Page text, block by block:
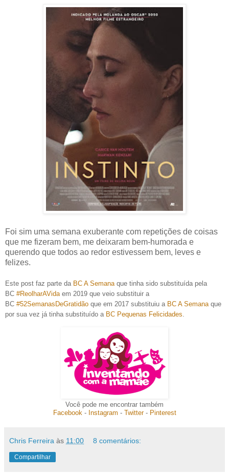
Foi sim uma semana exuberante com repetições de coisas
que me fizeram bem, me deixaram bem-humorada e
querendo que todos ao redor estivessem bem, leves e
felizes.
Este post faz parte da BC A Semana que tinha sido substituída pela
BC #ReolharAVida em 2019 que veio substituir a
BC #52SemanasDeGratidão que em 2017 substituiu a BC A Semana que
por sua vez já tinha substituído a BC Pequenas Felicidades
Você pode me encontrar também
Facebook - Instagram - Twitter- Pinterest
Chris Ferreira às 11:00 8 comentários:
Compartilhar